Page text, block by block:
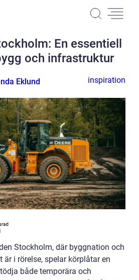
En essentiell
och infrastruktur
Eklund inspiration
Stockholm, där byggnation och
i rörelse, spelar körplåtar en
både temporära och